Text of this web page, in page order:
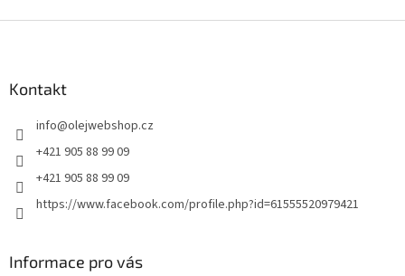
Kontakt
info@olejwebshop.cz
+421 905 88 99 09
+421 905 88 99 09
https://www.facebook.com/profile.php?id=61555520979421
Informace pro vás